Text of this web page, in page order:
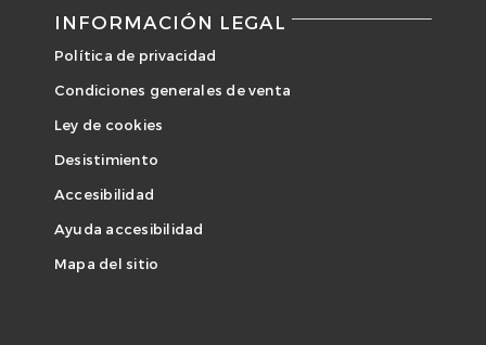
INFORMACIÓN LEGAL
Política de privacidad
Condiciones generales de venta
Ley de cookies
Desistimiento
Accesibilidad
Ayuda accesibilidad
Mapa del sitio